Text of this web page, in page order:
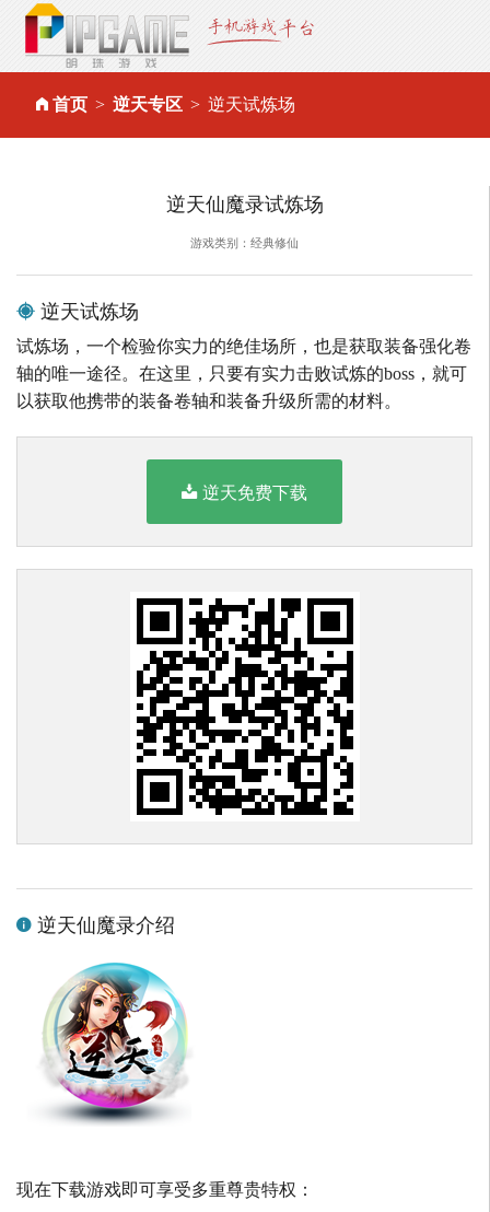
首页 逆天专区 逆天试炼场
逆天仙魔录试炼场
游戏类别：经典修仙
逆天试炼场
试炼场，一个检验你实力的绝佳场所，也是获取装备强化卷
轴的唯一途径。在这里，只要有实力击败试炼的boss，就可
以获取他携带的装备卷轴和装备升级所需的材料。
逆天免费下载
逆天仙魔录介绍
现在下载游戏即可享受多重尊贵特权：